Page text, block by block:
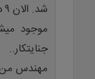
موجود
جنایتکار..
مهندس من